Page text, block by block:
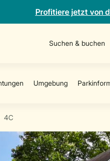
Profitiere jetzt von
Suchen & buchen
4C